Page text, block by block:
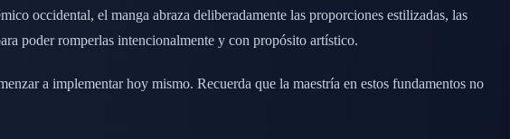
occidental, el manga abraza deliberadamente las proporciones estilizadas, las
poder romperlas intencionalmente y con propósito artístico.
a implementar hoy mismo. Recuerda que la maestría en estos fundamentos no